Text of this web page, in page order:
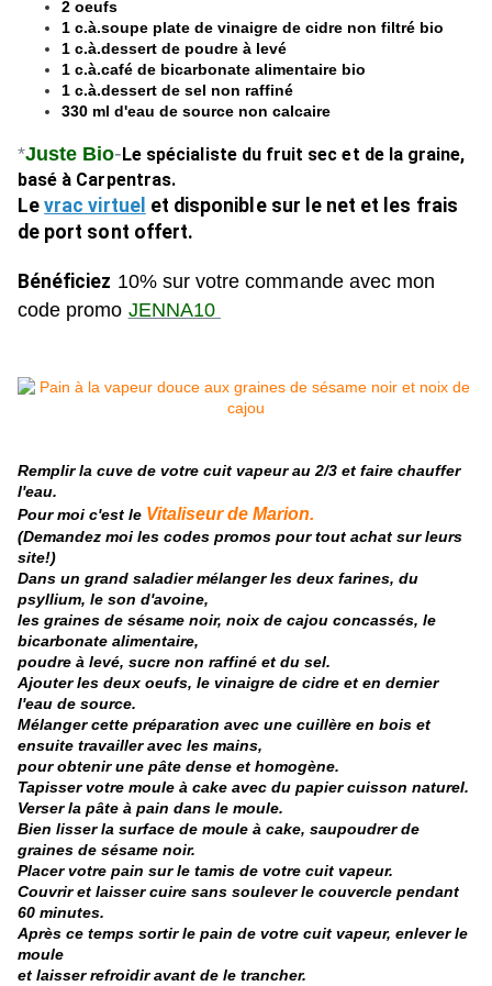
2 oeufs
1 c.à.soupe plate de vinaigre de cidre non filtré bio
1 c.à.dessert de poudre à levé
1 c.à.café de bicarbonate alimentaire bio
1 c.à.dessert de sel non raffiné
330 ml d'eau de source non calcaire
*Juste Bio- Le spécialiste du fruit sec et de la graine,
basé à Carpentras.
Le vrac virtuel et disponible sur le net et les frais
de port sont offert.
Bénéficiez 10% sur votre commande avec mon
code promo JENNA10
Remplir la cuve de votre cuit vapeur au 2/3 et faire chauffer
l'eau.
Pour moi c'est le Vitaliseur de Marion.
(Demandez moi les codes promos pour tout achat sur leurs
site!)
Dans un grand saladier mélanger les deux farines, du
psyllium, le son d'avoine,
les graines de sésame noir, noix de cajou concassés, le
bicarbonate alimentaire,
poudre à levé, sucre non raffiné et du sel.
Ajouter les deux oeufs, le vinaigre de cidre et en dernier
l'eau de source.
Mélanger cette préparation avec une cuillère en bois et
ensuite travailler avec les mains,
pour obtenir une pâte dense et homogène.
Tapisser votre moule à cake avec du papier cuisson naturel.
Verser la pâte à pain dans le moule.
Bien lisser la surface de moule à cake, saupoudrer de
graines de sésame noir.
Placer votre pain sur le tamis de votre cuit vapeur.
Couvrir et laisser cuire sans soulever le couvercle pendant
60 minutes.
Après ce temps sortir le pain de votre cuit vapeur, enlever le
moule
et laisser refroidir avant de le trancher.